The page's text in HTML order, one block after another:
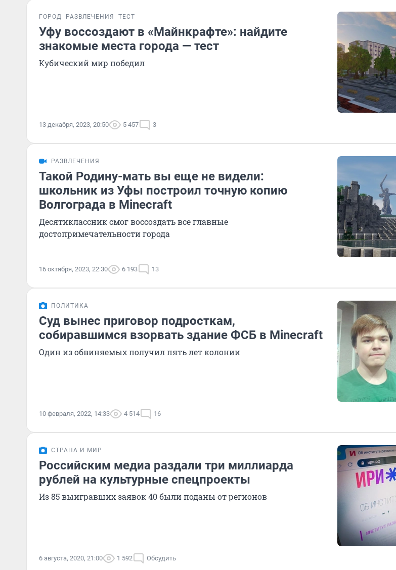
ГОРОД РАЗВЛЕЧЕНИЯ ТЕСТ
Уфу воссоздают в «Майнкрафте»: найдите
знакомые места города — тест
Кубический мир победил
13 декабря, 2023, 20:50 5 457 3
РАЗВЛЕЧЕНИЯ
Такой Родину-мать вы еще не видели:
школьник из Уфы построил точную копию
Волгограда в Minecraft
Десятиклассник смог воссоздать все главные
достопримечательности города
16 октября, 2023, 22:30 6 193 13
ПОЛИТИКА
Суд вынес приговор подросткам,
собиравшимся взорвать здание ФСБ в Minecraft
Один из обвиняемых получил пять лет колонии
10 февраля, 2022, 14:33 4 514 16
СТРАНА И МИР
Российским медиа раздали три миллиарда
рублей на культурные спецпроекты
Из 85 выигравших заявок 40 были поданы от регионов
6 августа, 2020, 21:00 1 592 Обсудить